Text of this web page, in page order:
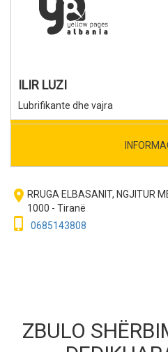
ILIR LUZI
Lubrifikante dhe vajra
room RRUGA ELBASANIT, NGJITUR
1000 - Tiranë
phone_iphone 0685143808
ZBULO